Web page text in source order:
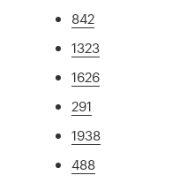
842
1323
1626
291
1938
488